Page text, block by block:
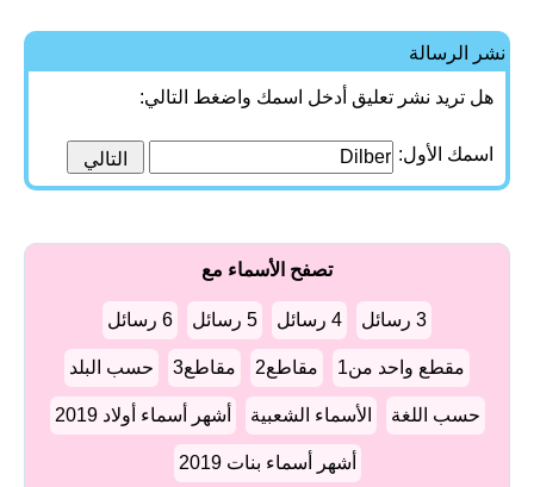
نشر الرسالة
هل تريد نشر تعليق أدخل اسمك واضغط التالي:
اسمك الأول:
تصفح الأسماء مع
3 رسائل 4 رسائل 5 رسائل 6 رسائل
مقطع واحد من1 مقاطع2 مقاطع3 حسب البلد
حسب اللغة الأسماء الشعبية أشهر أسماء أولاد 2019
أشهر أسماء بنات 2019